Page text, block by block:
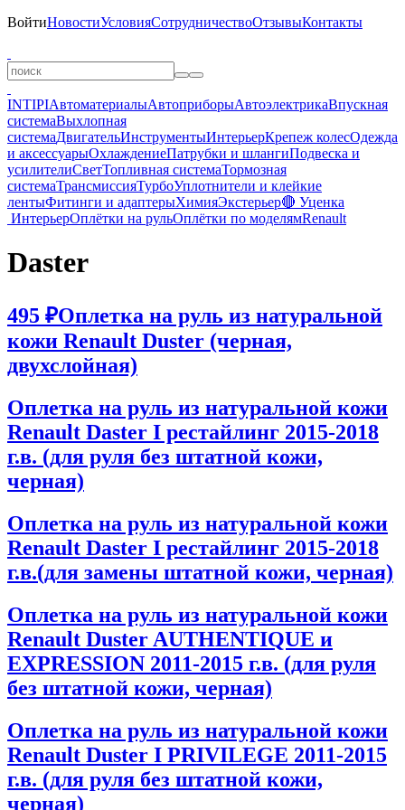
ВойтиНовостиУсловияСотрудничествоОтзывыКонтакты
INTIPIАвтоматериалыАвтоприборыАвтоэлектрикаВпускная
системаВыхлопная
системаДвигательИнструментыИнтерьерКрепеж колесОдежда
и аксессуарыОхлаждениеПатрубки и шлангиПодвеска и
усилителиСветТопливная системаТормозная
системаТрансмиссияТурбоУплотнители и клейкие
лентыФитинги и адаптерыХимияЭкстерьер🔴 Уценка
ИнтерьерОплётки на рульОплётки по моделямRenault
Daster
495 ₽Оплетка на руль из натуральной
кожи Renault Duster (черная,
двухслойная)
Оплетка на руль из натуральной кожи
Renault Daster I рестайлинг 2015-2018
г.в. (для руля без штатной кожи,
черная)
Оплетка на руль из натуральной кожи
Renault Daster I рестайлинг 2015-2018
г.в.(для замены штатной кожи, черная)
Оплетка на руль из натуральной кожи
Renault Duster AUTHENTIQUE и
EXPRESSION 2011-2015 г.в. (для руля
без штатной кожи, черная)
Оплетка на руль из натуральной кожи
Renault Duster I PRIVILEGE 2011-2015
г.в. (для руля без штатной кожи,
черная)